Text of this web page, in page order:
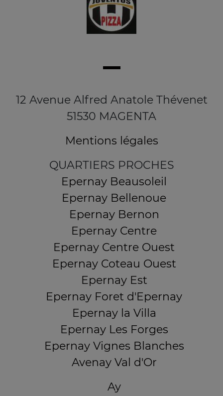
12 Avenue Alfred Anatole Thévenet
51530 MAGENTA
Mentions légales
QUARTIERS PROCHES
Epernay Beausoleil
Epernay Bellenoue
Epernay Bernon
Epernay Centre
Epernay Centre Ouest
Epernay Coteau Ouest
Epernay Est
Epernay Foret d'Epernay
Epernay la Villa
Epernay Les Forges
Epernay Vignes Blanches
Avenay Val d'Or
Ay